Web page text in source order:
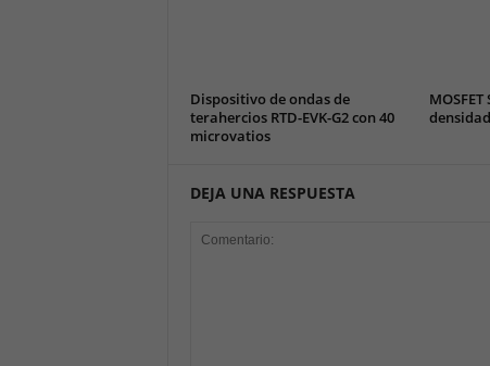
Dispositivo de ondas de
terahercios RTD-EVK-G2 con 40
microvatios
densidad
DEJA UNA RESPUESTA